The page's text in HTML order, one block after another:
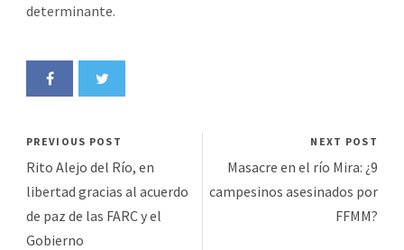
determinante.
PREVIOUS POST
Rito Alejo del Río, en
libertad gracias al acuerdo
de paz de las FARC y el
Gobierno
NEXT POST
Masacre en el río Mira: ¿9
campesinos asesinados por
FFMM?